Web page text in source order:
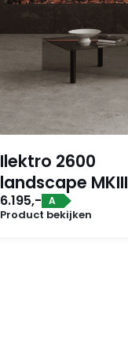
Ilektro 2600
landscape MKIII
6.195,- A
Product bekijken